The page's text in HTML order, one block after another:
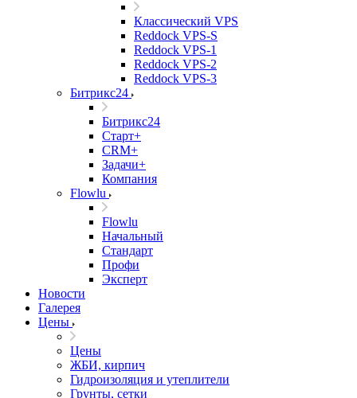
Классический VPS
Reddock VPS-S
Reddock VPS-1
Reddock VPS-2
Reddock VPS-3
Битрикс24
Битрикс24
Старт+
CRM+
Задачи+
Компания
Flowlu
Flowlu
Начальный
Стандарт
Профи
Эксперт
Новости
Галерея
Цены
Цены
ЖБИ, кирпич
Гидроизоляция и утеплители
Грунты, сетки